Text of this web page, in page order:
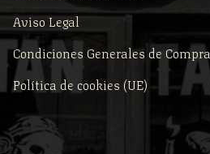
Aviso Legal
Condiciones Generales de Compra
Política de cookies (UE)